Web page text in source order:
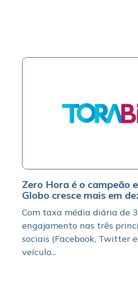
Zero Hora é o campeão
Globo cresce mais em
Com taxa média diária de
engajamento nas três
sociais (Facebook, Twitter
veículo...